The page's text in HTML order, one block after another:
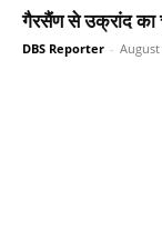
गैरसैंण से उक्रांद का
DBS Reporter - August